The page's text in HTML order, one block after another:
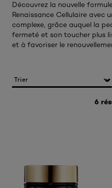
Découvrez la nouvelle
Renaissance Cellulaire avec
complexe, grâce auquel la
fermeté et son toucher plus
et à favoriser le
6